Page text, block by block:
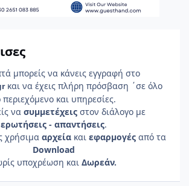
μπορείς να κάνεις εγγραφή στο
και να έχεις πλήρη πρόσβαση ΄σε όλο
περιεχόμενο και υπηρεσίες.
να συμμετέχεις στον διάλογο με
ερωτήσεις - απαντήσεις.
χρήσιμα αρχείακαι εφαρμογέςαπό τα
Download
υποχρέωση και Δωρεάν.